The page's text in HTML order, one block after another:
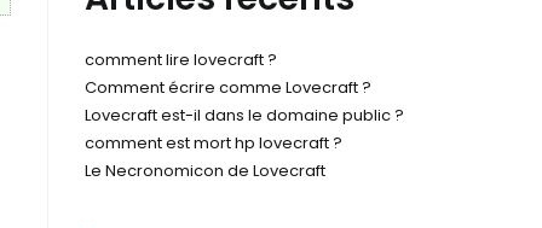
comment lire lovecraft​ ?
Comment écrire comme Lovecraft ?
Lovecraft est-il dans le domaine public ?
comment est mort hp lovecraft​ ?
Le Necronomicon de Lovecraft